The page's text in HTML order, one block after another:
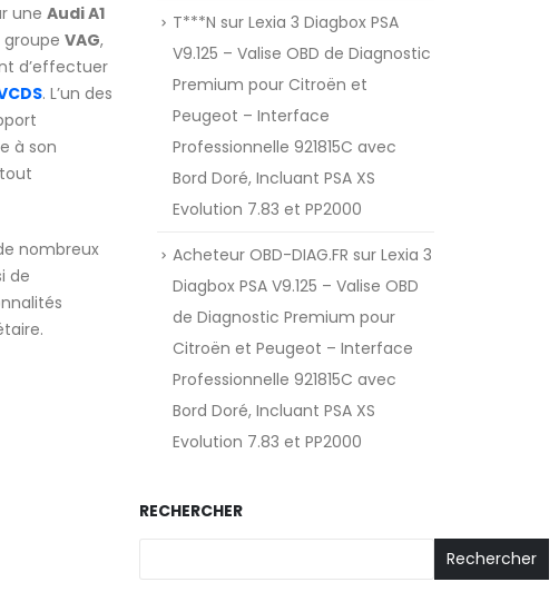
une Audi A1
VAG,
d’effectuer
. L’un des
à son
nombreux
de
T***N sur Lexia 3 Diagbox PSA
V9.125 – Valise OBD de Diagnostic
Premium pour Citroën et
Peugeot – Interface
Professionnelle 921815C avec
Bord Doré, Incluant PSA XS
Evolution 7.83 et PP2000
Acheteur OBD-DIAG.FR sur Lexia 3
Diagbox PSA V9.125 – Valise OBD
de Diagnostic Premium pour
Citroën et Peugeot – Interface
Professionnelle 921815C avec
Bord Doré, Incluant PSA XS
Evolution 7.83 et PP2000
RECHERCHER
Rechercher